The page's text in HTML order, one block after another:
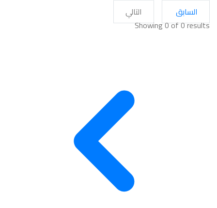
السابق
التالي
Showing 0 of0results